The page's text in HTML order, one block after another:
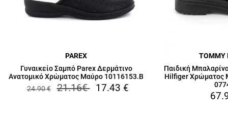
PAREX
Γυναικείο Σαμπό Parex Δερμάτινο
Ανατομικό Χρώματος Μαύρο 10116153.B
24.90€ 21.16€ 17.43 €
TOMMY
Παιδική
Hilfiger Χρώματος